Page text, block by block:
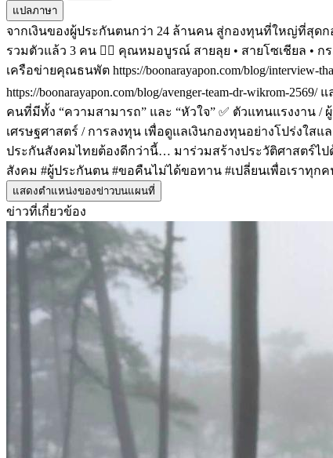
แปลภาษา
จากเงินของผู้ประกันตนกว่า 24 ล้านคน​ สู่กองทุนที่ใหญ่ที่สุดก
รวมตัวแล้ว 3 คน 👨‍⚕️ คุณหมอบูรณ์ สายลุย • สายโซเชียล • กร
เครือข่ายคุณธนพัต https://boonarayapon.com/blog/
https://boonarayapon.com/blog/avenger-team-dr-
คนที่มีทั้ง “ความสามารถ” และ “หัวใจ” ✅ ตัวแทนแรงงาน
เศรษฐศาสตร์ / การลงทุน เพื่อดูแลเงินกองทุนอย่างโปร่งใสแ
ประกันสังคมไทยต้องดีกว่านี้… มาร่วมสร้างประวัติศาสตร์ไป
สังคม #ผู้ประกันตน #ขอคืนไม่ได้ขอทาน #เปลี่ยนเพื่อเราทุก
แสดงตำแหน่งของข่าวบนแผนที่
ข่าวที่เกี่ยวข้อง